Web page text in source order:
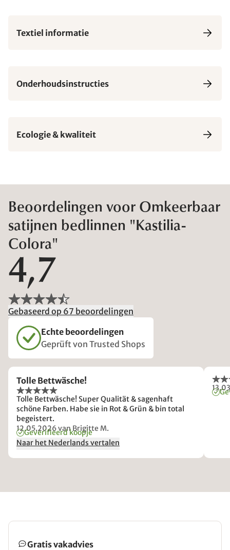
Textiel informatie
Onderhoudsinstructies
Ecologie & kwaliteit
Beoordelingen voor Omkeerbaar
satijnen bedlinnen "Kastilia-
Colora"
4,7
Gebaseerd op 67 beoordelingen
Echte beoordelingen
Geprüft von Trusted Shops
Tolle Bettwäsche!
Tolle Bettwäsche! Super Qualität & sagenhaft
schöne Farben. Habe sie in Rot & Grün & bin total
begeistert.
12.05.2026van Brigitte M.
Geverifieerd koopje
Naar het Nederlands vertalen
Gratis vakadvies